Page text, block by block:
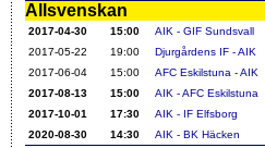
Allsvenskan
2017-04-30 15:00 AIK - GIF Sundsvall
2017-05-22
19:00 Djurgårdens IF - AIK
2017-06-04
15:00 AFC Eskilstuna - AIK
2017-08-13
15:00 AIK - AFC Eskilstuna
2017-10-01
17:30 AIK - IF Elfsborg
2020-08-30
14:30 AIK - BK Häcken